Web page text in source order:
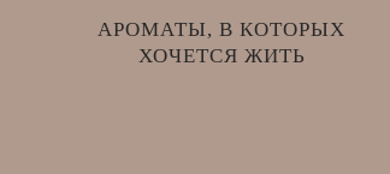
АРОМАТЫ, В КОТОРЫХ
ХОЧЕТСЯ ЖИТЬ